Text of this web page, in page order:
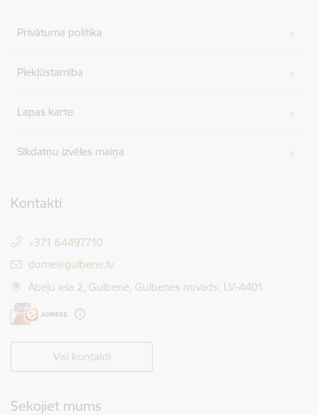
Privātuma politika
Piekļūstamība
Lapas karte
Sīkdatņu izvēles maiņa
Kontakti
+371 64497710
E-pasts:
dome@gulbene.lv
Ābeļu iela 2, Gulbene, Gulbenes novads, LV-4401
Visi kontakti
Sekojiet mums